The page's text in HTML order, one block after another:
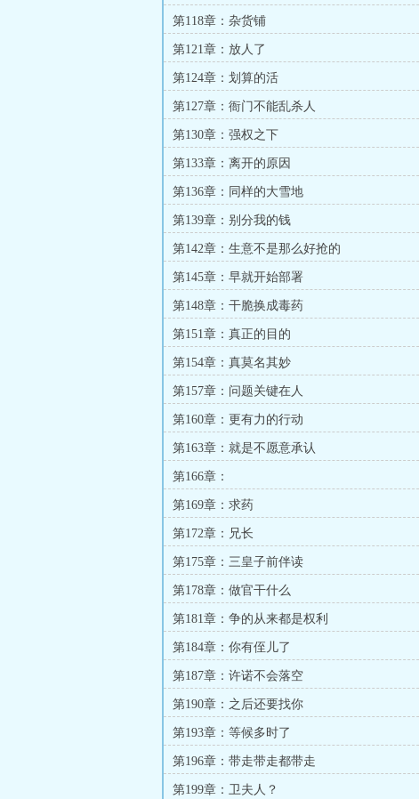
第118章：杂货铺
第121章：放人了
第124章：划算的活
第127章：衙门不能乱杀人
第130章：强权之下
第133章：离开的原因
第136章：同样的大雪地
第139章：别分我的钱
第142章：生意不是那么好抢的
第145章：早就开始部署
第148章：干脆换成毒药
第151章：真正的目的
第154章：真莫名其妙
第157章：问题关键在人
第160章：更有力的行动
第163章：就是不愿意承认
第166章：
第169章：求药
第172章：兄长
第175章：三皇子前伴读
第178章：做官干什么
第181章：争的从来都是权利
第184章：你有侄儿了
第187章：许诺不会落空
第190章：之后还要找你
第193章：等候多时了
第196章：带走带走都带走
第199章：卫夫人？